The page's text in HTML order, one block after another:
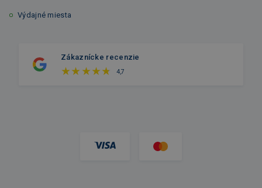
Výdajné miesta
Zákaznícke recenzie
4,7